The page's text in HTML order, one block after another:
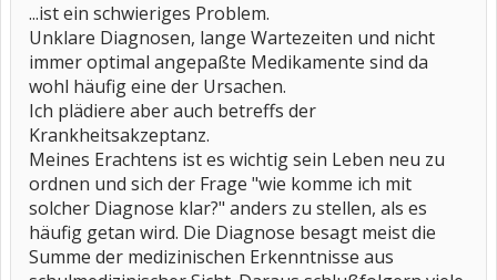
...ist ein schwieriges Problem.
Unklare Diagnosen, lange Wartezeiten und nicht
immer optimal angepaßte Medikamente sind da
wohl häufig eine der Ursachen.
Ich plädiere aber auch betreffs der
Krankheitsakzeptanz.
Meines Erachtens ist es wichtig sein Leben neu zu
ordnen und sich der Frage "wie komme ich mit
solcher Diagnose klar?" anders zu stellen, als es
häufig getan wird. Die Diagnose besagt meist die
Summe der medizinischen Erkenntnisse aus